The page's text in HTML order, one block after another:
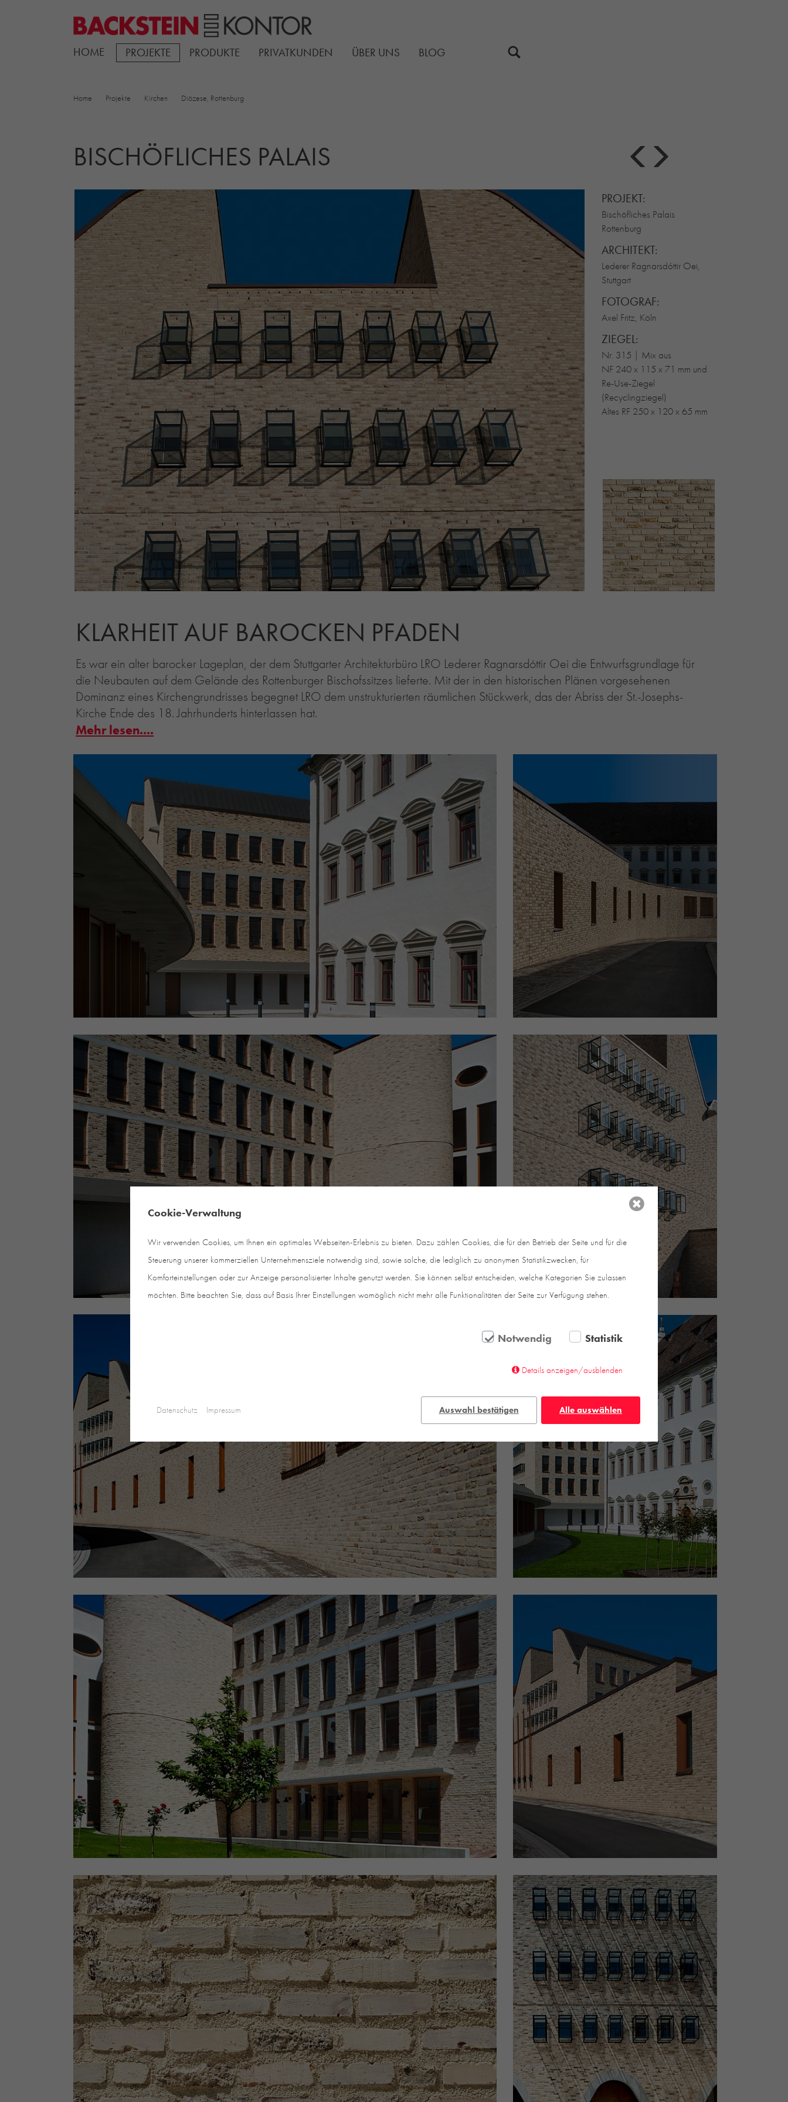
HOME PROJEKTE PRODUKTE PRIVATKUNDEN ÜBER UNS BLOG
Home Projekte Kirchen Diözese, Rottenburg
BISCHÖFLICHES PALAIS
PROJEKT:
Bischöfliches Palais
Rottenburg
ARCHITEKT:
Lederer Ragnarsdóttir Oei,
Stuttgart
FOTOGRAF:
Axel Fritz, Köln
ZIEGEL:
Nr. 315 | Mix aus
NF 240 x 115 x 71 mm und
Re-Use-Ziegel
(Recyclingziegel)
Altes RF 250 x 120 x 65 mm
KLARHEIT AUF BAROCKEN PFADEN
Es war ein alter barocker Lageplan, der dem Stuttgarter Architekturbüro LRO Lederer Ragnarsdóttir Oei die Entwurfsgrundlage für
die Neubauten auf dem Gelände des Rottenburger Bischofssitzes lieferte. Mit der in den historischen Plänen vorgesehenen
Dominanz eines Kirchengrundrisses begegnet LRO dem unstrukturierten räumlichen Stückwerk, das der Abriss der St.-Josephs-
Kirche Ende des 18. Jahrhunderts hinterlassen hat.
Mehr lesen....
Cookie-Verwaltung
Wir verwenden Cookies, um Ihnen ein optimales Webseiten-Erlebnis zu bieten. Dazu zählen Cookies, die für den Betrieb der Seite und für die
Steuerung unserer kommerziellen Unternehmensziele notwendig sind, sowie solche, die lediglich zu anonymen Statistikzwecken, für
Komforteinstellungen oder zur Anzeige personalisierter Inhalte genutzt werden. Sie können selbst entscheiden, welche Kategorien Sie zulassen
möchten. Bitte beachten Sie, dass auf Basis Ihrer Einstellungen womöglich nicht mehr alle Funktionalitäten der Seite zur Verfügung stehen.
Notwendig Statistik
Details anzeigen/ausblenden
Auswahl bestätigen Alle auswählen
Datenschutz Impressum